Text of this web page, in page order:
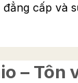
đẳng cấp và
– Tôn